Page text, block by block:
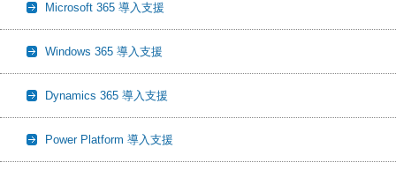
Microsoft 365 導入支援
Windows 365 導入支援
Dynamics 365 導入支援
Power Platform 導入支援